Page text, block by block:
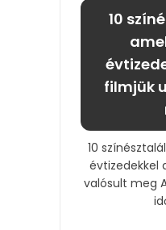
10
filmjük
10
évtizedekkel
valósult meg